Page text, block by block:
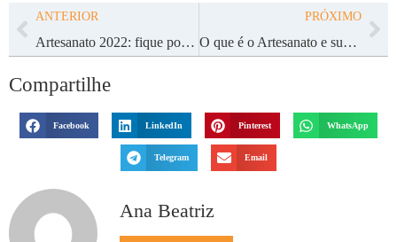
ANTERIOR
Artesanato 2022: fique por dentro das principais tendências
PRÓXIMO
O que é o Artesanato e suas possibilidades de ganhar dinheiro
Compartilhe
Facebook LinkedIn Pinterest WhatsApp
Telegram Email
Ana Beatriz